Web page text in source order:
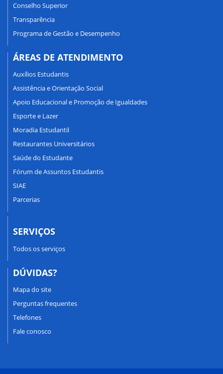
Conselho Superior
Transparência
Programa de Gestão e Desempenho
ÁREAS DE ATENDIMENTO
Auxílios Estudantis
Assistência e Orientação Social
Apoio Educacional e Promoção de Igualdades
Esporte e Lazer
Moradia Estudantil
Restaurantes Universitários
Saúde do Estudante
Fórum de Assuntos Estudantis
SIAE
Parcerias
SERVIÇOS
Todos os serviços
DÚVIDAS?
Mapa do site
Perguntas frequentes
Telefones
Fale conosco